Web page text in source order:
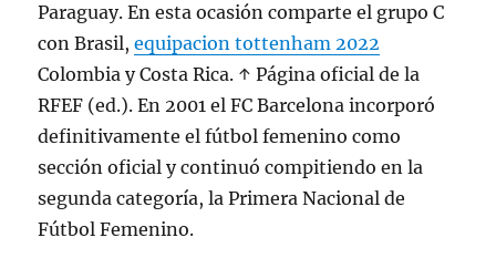
Paraguay. En esta ocasión comparte el grupo C
con Brasil,equipacion tottenham 2022
Colombia y Costa Rica. ↑ Página oficial de la
RFEF (ed.). En 2001 el FC Barcelona incorporó
definitivamente el fútbol femenino como
sección oficial y continuó compitiendo en la
segunda categoría, la Primera Nacional de
Fútbol Femenino.